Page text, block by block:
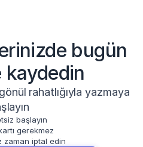
bugün
kaydedin
rahatlığıyla yazmaya
başlayın
gerekmez
zaman iptal edin